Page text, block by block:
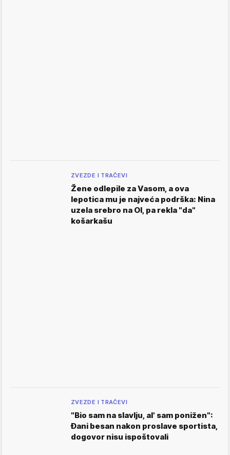
ZVEZDE I TRAČEVI
Žene odlepile za Vasom, a ova
lepotica mu je najveća podrška: Nina
uzela srebro na OI, pa rekla "da"
košarkašu
ZVEZDE I TRAČEVI
"Bio sam na slavlju, al' sam ponižen":
Đani besan nakon proslave sportista,
dogovor nisu ispoštovali